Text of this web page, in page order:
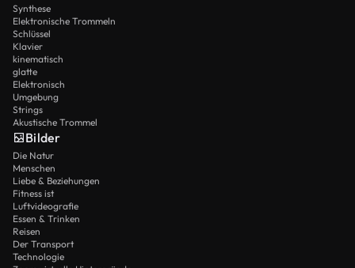
Synthese
Elektronische Trommeln
Schlüssel
Klavier
kinematisch
glatte
Elektronisch
Umgebung
Strings
Akustische Trommel
Bilder
Die Natur
Menschen
Liebe & Beziehungen
Fitness ist
Luftvideografie
Essen & Trinken
Reisen
Der Transport
Technologie